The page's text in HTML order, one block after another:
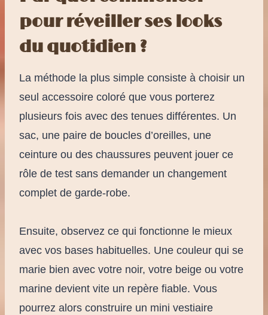
pour réveiller ses looks
du quotidien ?
La méthode la plus simple consiste à choisir un
seul accessoire coloré que vous porterez
plusieurs fois avec des tenues différentes. Un
sac, une paire de boucles d’oreilles, une
ceinture ou des chaussures peuvent jouer ce
rôle de test sans demander un changement
complet de garde-robe.
Ensuite, observez ce qui fonctionne le mieux
avec vos bases habituelles. Une couleur qui se
marie bien avec votre noir, votre beige ou votre
marine devient vite un repère fiable. Vous
pourrez alors construire un mini vestiaire